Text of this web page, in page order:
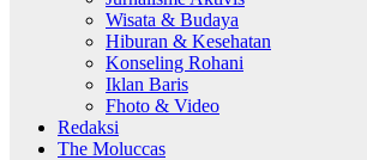
Wisata & Budaya
Hiburan & Kesehatan
Konseling Rohani
Iklan Baris
Fhoto & Video
Redaksi
The Moluccas